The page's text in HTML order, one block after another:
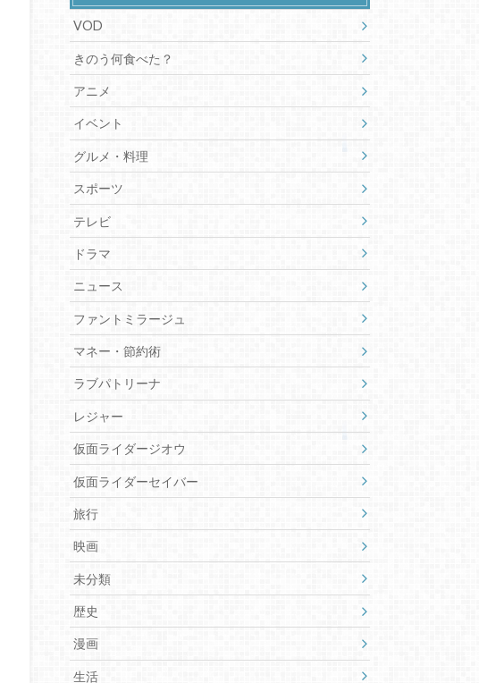
VOD
きのう何食べた？
アニメ
イベント
グルメ・料理
スポーツ
テレビ
ドラマ
ニュース
ファントミラージュ
マネー・節約術
ラブパトリーナ
レジャー
仮面ライダージオウ
仮面ライダーセイバー
旅行
映画
未分類
歴史
漫画
生活